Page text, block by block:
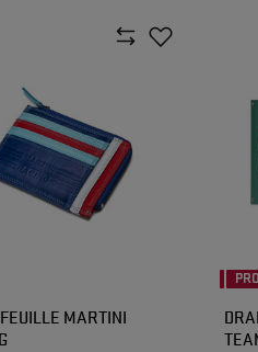
MARTINI